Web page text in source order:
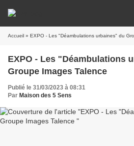
Accueil » EXPO - Les "Déambulations urbaines" du
EXPO - Les "Déambulations
Groupe Images Talence
Publié le 31/03/2023 à 08:31
Par Maison des 5 Sens